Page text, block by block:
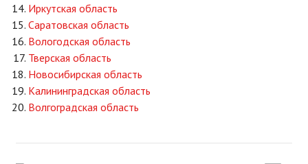
Иркутская область
Саратовская область
Вологодская область
Тверская область
Новосибирская область
Калининградская область
Волгоградская область